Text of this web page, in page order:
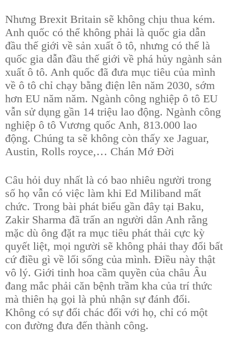
Nhưng Brexit Britain sẽ không chịu thua kém.
Anh quốc có thể không phải là quốc gia dẫn
đầu thế giới về sản xuất ô tô, nhưng có thể là
quốc gia dẫn đầu thế giới về phá hủy ngành sản
xuất ô tô. Anh quốc đã đưa mục tiêu của mình
về ô tô chỉ chạy bằng điện lên năm 2030, sớm
hơn EU năm năm. Ngành công nghiệp ô tô EU
vẫn sử dụng gần 14 triệu lao động. Ngành công
nghiệp ô tô Vương quốc Anh, 813.000 lao
động. Chúng ta sẽ không còn thấy xe Jaguar,
Austin, Rolls royce,… Chán Mớ Đời
Câu hỏi duy nhất là có bao nhiêu người trong
số họ vẫn có việc làm khi Ed Miliband mất
chức. Trong bài phát biểu gần đây tại Baku,
Zakir Sharma đã trấn an người dân Anh rằng
mặc dù ông đặt ra mục tiêu phát thải cực kỳ
quyết liệt, mọi người sẽ không phải thay đổi bất
cứ điều gì về lối sống của mình. Điều này thật
vô lý. Giới tinh hoa cầm quyền của châu Âu
đang mắc phải căn bệnh trầm kha của trí thức
mà thiên hạ gọi là phủ nhận sự đánh đổi.
Không có sự đổi chác đối với họ, chỉ có một
con đường đưa đến thành công.